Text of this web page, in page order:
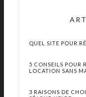
QUEL SITE POUR
5 CONSEILS POUR
LOCATION SANS
3 RAISONS DE